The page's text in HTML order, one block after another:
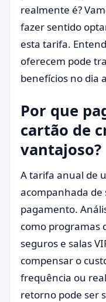
realmente é?
fazer sentido
esta tarifa.
oferecem pode
benefícios no dia
Por que
cartão de
vantajoso?
A tarifa anual de
acompanhada de
pagamento.
como programas
seguros e salas
compensar o
frequência ou
retorno pode ser